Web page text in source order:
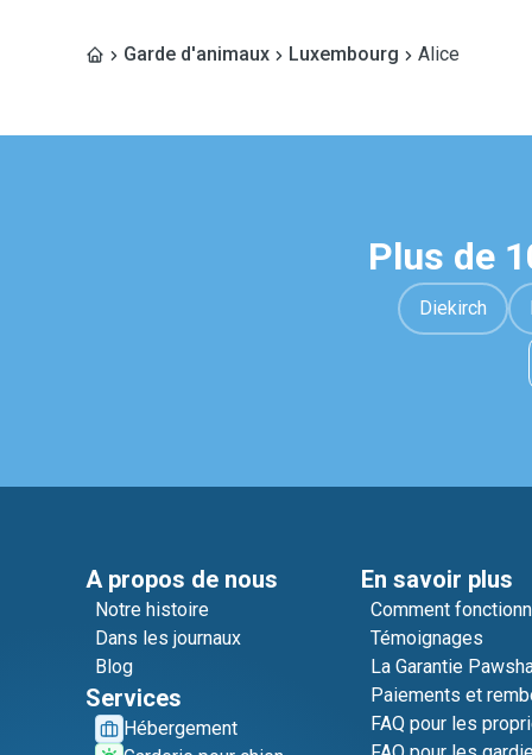
Garde d'animaux Luxembourg Alice
Plus de
Diekirch
A propos de nous
Notre histoire
Dans les journaux
Blog
Services
Hébergement
En savoir plus
Comment
Témoignages
La Garantie
Paiements et
FAQ pour les